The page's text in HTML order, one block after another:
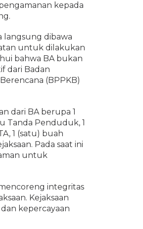
kepada
langsung dibawa
untuk dilakukan
bahwa BA bukan
dari Badan
(BPPKB)
dari BA berupa 1
Tanda Penduduk, 1
1 (satu) buah
Pada saat ini
untuk
integritas
Kejaksaan
kepercayaan